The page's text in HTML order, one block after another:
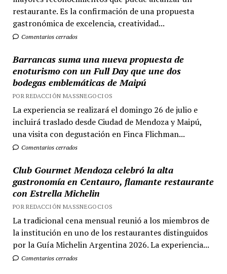
restaurante. Es la confirmación de una propuesta
gastronómica de excelencia, creatividad...
Comentarios cerrados
Barrancas suma una nueva propuesta de
enoturismo con un Full Day que une dos
bodegas emblemáticas de Maipú
POR REDACCIÓN MASSNEGOCIOS
La experiencia se realizará el domingo 26 de julio e
incluirá traslado desde Ciudad de Mendoza y Maipú,
una visita con degustación en Finca Flichman...
Comentarios cerrados
Club Gourmet Mendoza celebró la alta
gastronomía en Centauro, flamante restaurante
con Estrella Michelin
POR REDACCIÓN MASSNEGOCIOS
La tradicional cena mensual reunió a los miembros de
la institución en uno de los restaurantes distinguidos
por la Guía Michelin Argentina 2026. La experiencia...
Comentarios cerrados